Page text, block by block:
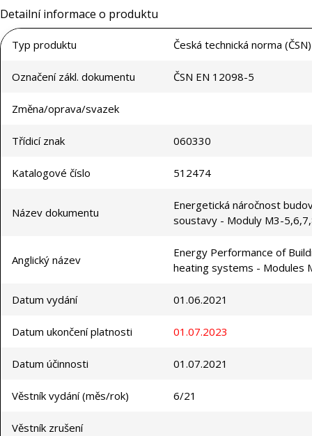
Detailní informace o produktu
Typ produktu Česká technická norma (ČSN)
Označení zákl. dokumentu ČSN EN 12098-5
Změna/oprava/svazek
Třídicí znak 060330
Katalogové číslo 512474
Název dokumentu
Energetická náročnost
soustavy - Moduly M3-
Anglický název
Energy Performance of
heating systems - Modules
Datum vydání 01.06.2021
Datum ukončení platnosti 01.07.2023
Datum účinnosti 01.07.2021
Věstník vydání (měs/rok) 6/21
Věstník zrušení